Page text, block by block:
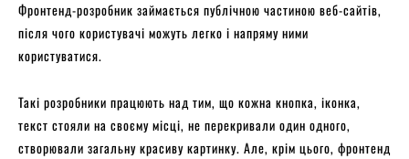
Фронтенд-розробник займається публічною частиною веб-сайтів,
після чого користувачі можуть легко і напряму ними
користуватися.
Такі розробники працюють над тим, що кожна кнопка, іконка,
текст стояли на своєму місці, не перекривали один одного,
створювали загальну красиву картинку. Але, крім цього, фронтенд